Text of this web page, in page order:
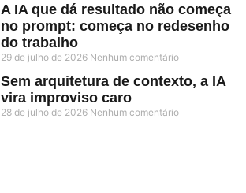
A IA que dá resultado não começa
no prompt: começa no redesenho
do trabalho
29 de julho de 2026 Nenhum comentário
Sem arquitetura de contexto, a IA
vira improviso caro
28 de julho de 2026 Nenhum comentário